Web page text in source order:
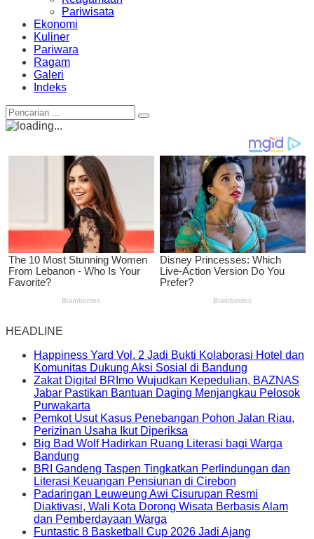
Pariwisata
Ekonomi
Kuliner
Pariwara
Ragam
Galeri
Indeks
HEADLINE
Happiness Yard Vol. 2 Jadi Bukti Kolaborasi Hotel dan
Komunitas Dukung Aksi Sosial di Bandung
Zakat Digital BRImo Wujudkan Kepedulian, BAZNAS
Jabar Pastikan Bantuan Daging Menjangkau Pelosok
Purwakarta
Pemkot Usut Kasus Penebangan Pohon Jalan Riau,
Perizinan Usaha Ikut Diperiksa
Big Bad Wolf Hadirkan Ruang Literasi bagi Warga
Bandung
BRI Gandeng Taspen Tingkatkan Perlindungan dan
Literasi Keuangan Pensiunan di Cirebon
Padaringan Leuweung Awi Cisurupan Resmi
Diaktivasi, Wali Kota Dorong Wisata Berbasis Alam
dan Pemberdayaan Warga
Funtastic 8 Basketball Cup 2026 Jadi Ajang